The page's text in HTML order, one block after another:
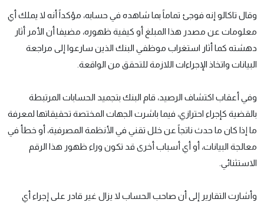
وقال تاكالو إنه فوجئ تماماً بما شاهده في حسابه، مؤكداً أنه لا يملك أي
معلومات عن مصدر هذا المبلغ أو كيفية ظهوره، مضيفا أن الأمر أثار
دهشته كما أثار استغراب موظفي البنك الذين سارعوا إلى مراجعة
البيانات واتخاذ الإجراءات اللازمة للتحقق من الواقعة.
وفي أعقاب اكتشاف الرصيد، قام البنك بتجميد الحسابات المرتبطة
بالقضية كإجراء احترازي، فيما باشرت الجهات المختصة تحقيقاتها لمعرفة
ما إذا كان ما حدث ناتجاً عن خلل تقني في الأنظمة المصرفية، أو خطأ في
معالجة البيانات، أو أي أسباب أخرى قد تكون وراء ظهور هذا الرقم
الاستثنائي.
وأشارت التقارير إلى أن صاحب الحساب لا يزال غير قادر على إجراء أي